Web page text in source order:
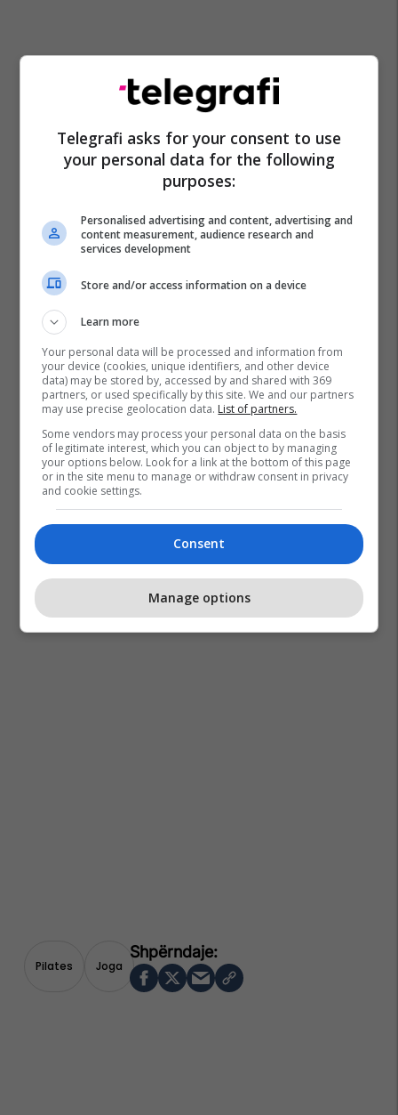
Pilates Joga
Telegrafi asks for your consent to use
your personal data for the following
purposes:
Personalised advertising and content, advertising and
content measurement, audience research and
services development
Store and/or access information on a device
Learn more
Your personal data will be processed and information from
your device (cookies, unique identifiers, and other device
data) may be stored by, accessed by and shared with 369
partners, or used specifically by this site. We and our partners
may use precise geolocation data. List of partners.
Some vendors may process your personal data on the basis
of legitimate interest, which you can object to by managing
your options below. Look for a link at the bottom of this page
or in the site menu to manage or withdraw consent in privacy
and cookie settings.
Consent
Manage options